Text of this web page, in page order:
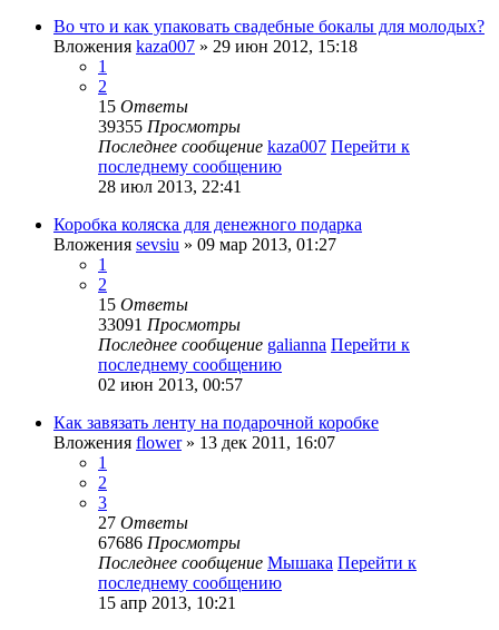
Во что и как упаковать свадебные бокалы для молодых?
Вложения kaza007 » 29 июн 2012, 15:18
1
2
15 Ответы
39355 Просмотры
Последнее сообщение kaza007 Перейти к
последнему сообщению
28 июл 2013, 22:41
Коробка коляска для денежного подарка
Вложения sevsiu » 09 мар 2013, 01:27
1
2
15 Ответы
33091 Просмотры
Последнее сообщение galianna Перейти к
последнему сообщению
02 июн 2013, 00:57
Как завязать ленту на подарочной коробке
Вложения flower» 13 дек 2011, 16:07
1
2
3
27 Ответы
67686 Просмотры
Последнее сообщение Мышака Перейти к
последнему сообщению
15 апр 2013, 10:21